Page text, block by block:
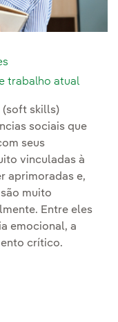
trabalho atual
(soft skills)
sociais que
seus
vinculadas à
aprimoradas e,
muito
Entre eles
emocional, a
crítico.
skills'
skills'
'soft skills'